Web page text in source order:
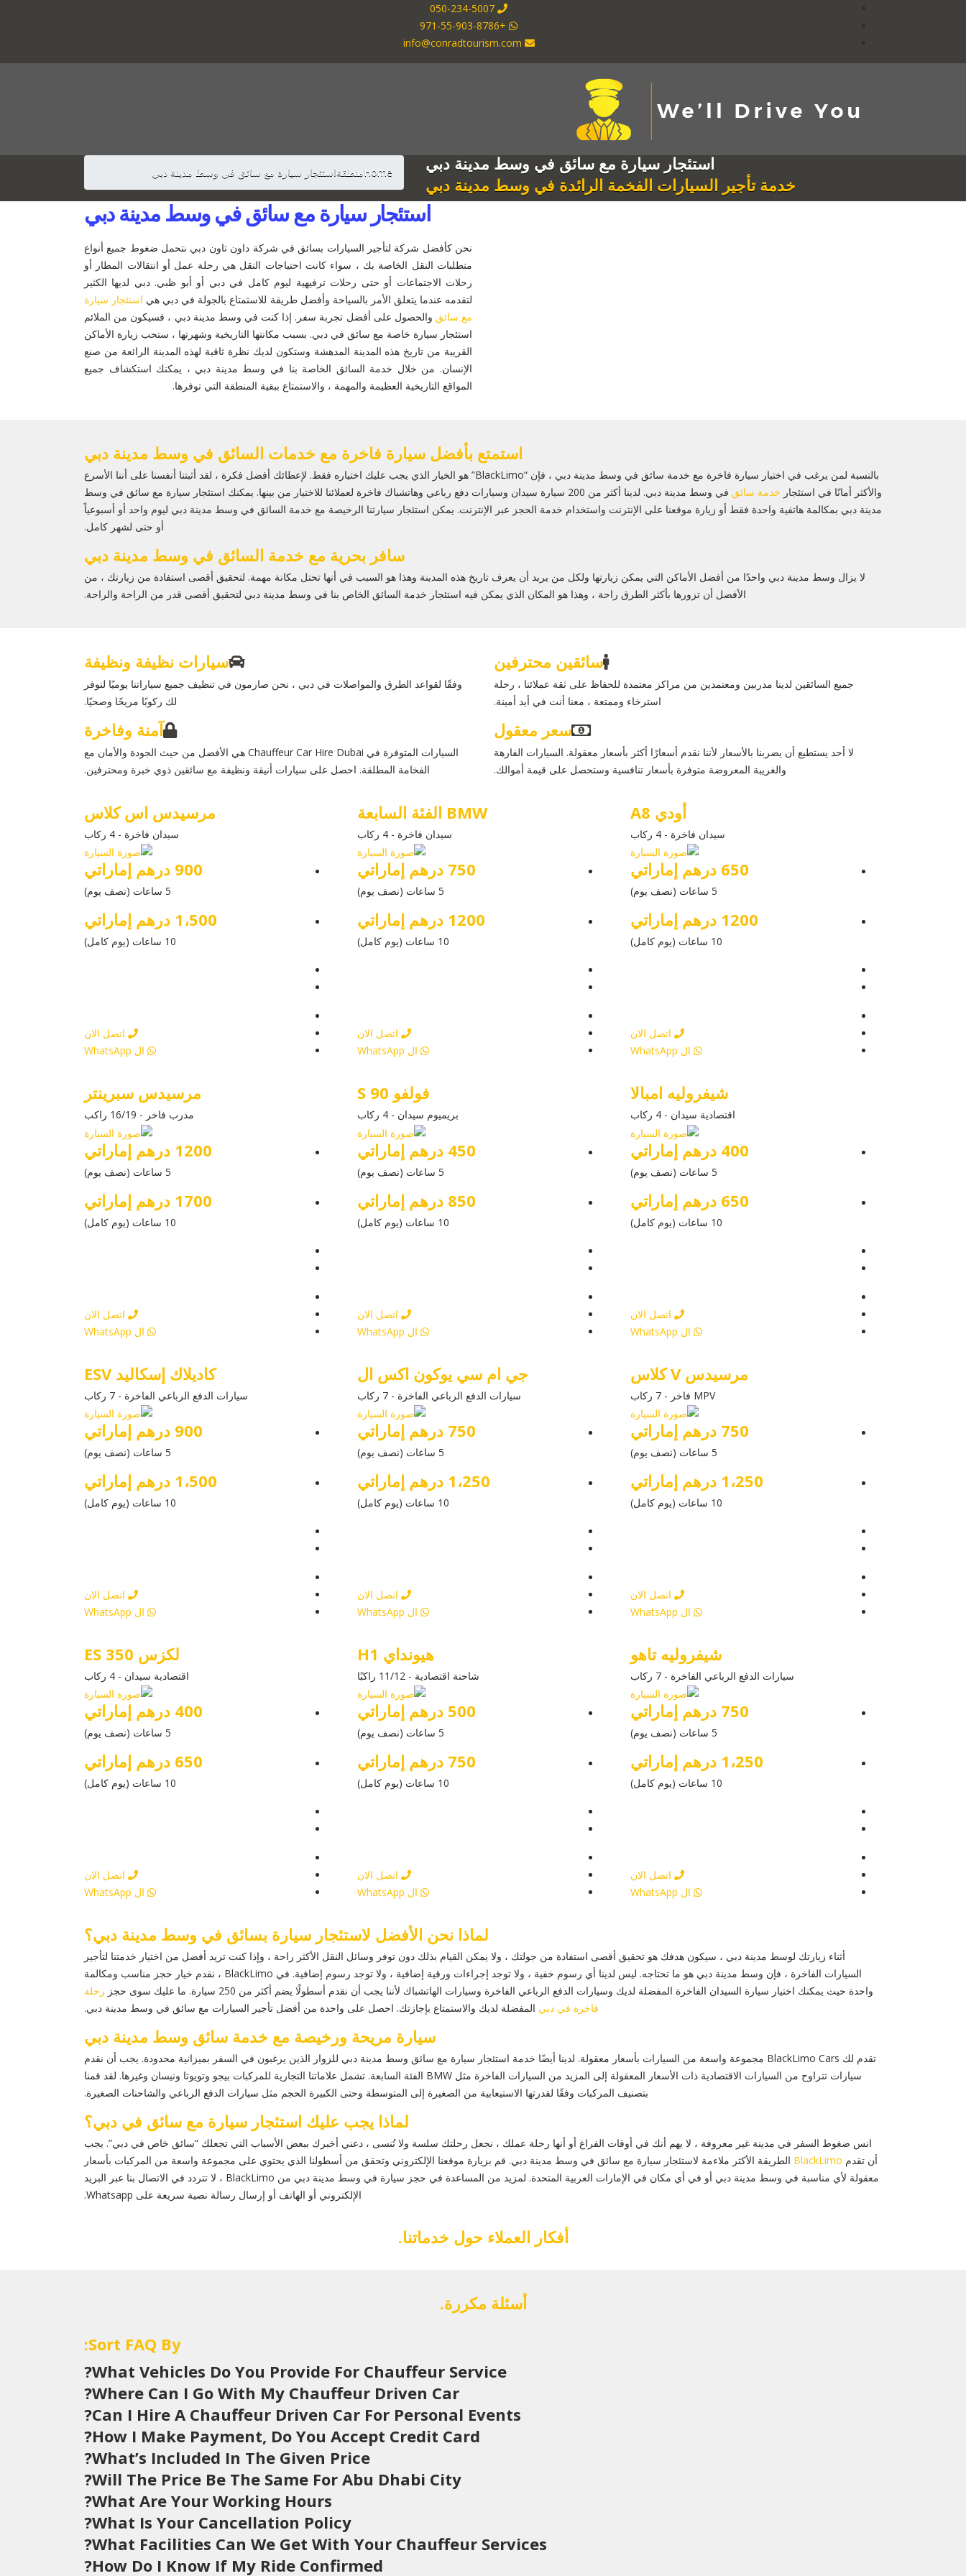
+971-55-903-8786
استئجار سيارة مع سائق في وسط مدينة دبي
خدمة تأجير السيارات الفخمة الرائدة في وسط مدينة دبي
Homeمنطقةاستئجار سيارة مع سائق في وسط مدينة دبي
استئجار سيارة مع سائق في وسط مدينة دبي
نحن كأفضل شركة لتأجير السيارات بسائق في شركة داون تاون دبي نتحمل ضغوط جميع أنواع
متطلبات النقل الخاصة بك ، سواء كانت احتياجات النقل هي رحلة عمل أو انتقالات المطار أو
رحلات الاجتماعات أو حتى رحلات ترفيهية ليوم كامل في دبي أو أبو ظبي. دبي لديها الكثير
لتقدمه عندما يتعلق الأمر بالسياحة وأفضل طريقة للاستمتاع بالجولة في دبي هي استئجار سيارة
مع سائق والحصول على أفضل تجربة سفر. إذا كنت في وسط مدينة دبي ، فسيكون من الملائم
استئجار سيارة خاصة مع سائق في دبي. بسبب مكانتها التاريخية وشهرتها ، ستحب زيارة الأماكن
القريبة من تاريخ هذه المدينة المدهشة وستكون لديك نظرة ثاقبة لهذه المدينة الرائعة من صنع
الإنسان. من خلال خدمة السائق الخاصة بنا في وسط مدينة دبي ، يمكنك استكشاف جميع
المواقع التاريخية العظيمة والمهمة ، والاستمتاع ببقية المنطقة التي توفرها.
استمتع بأفضل سيارة فاخرة مع خدمات السائق في وسط مدينة دبي
بالنسبة لمن يرغب في اختيار سيارة فاخرة مع خدمة سائق في وسط مدينة دبي ، فإن “BlackLimo” هو الخيار الذي يجب عليك اختياره فقط. لإعطائك أفضل فكرة ، لقد أثبتنا أنفسنا على أننا الأسرع
والأكثر أمانًا في استئجار خدمة سائق
في وسط مدينة دبي. لدينا أكثر من 200 سيارة سيدان وسيارات دفع رباعي وهاتشباك فاخرة لعملائنا للاختيار من بينها. يمكنك استئجار سيارة مع سائق في وسط
مدينة دبي بمكالمة هاتفية واحدة فقط أو زيارة موقعنا على الإنترنت واستخدام خدمة الحجز عبر الإنترنت. يمكن استئجار سيارتنا الرخيصة مع خدمة السائق في وسط مدينة دبي ليوم واحد أو أسبوعياً
أو حتى لشهر كامل.
سافر بحرية مع خدمة السائق في وسط مدينة دبي
لا يزال وسط مدينة دبي واحدًا من أفضل الأماكن التي يمكن زيارتها ولكل من يريد أن يعرف تاريخ هذه المدينة وهذا هو السبب في أنها تحتل مكانة مهمة. لتحقيق أقصى استفادة من زيارتك ، من
الأفضل أن تزورها بأكثر الطرق راحة ، وهذا هو المكان الذي يمكن فيه استئجار خدمة السائق الخاص بنا في وسط مدينة دبي لتحقيق أقصى قدر من الراحة والراحة.
سيارات نظيفة ونظيفة
وفقًا لقواعد الطرق والمواصلات في دبي ، نحن صارمون في تنظيف جميع سياراتنا يوميًا لنوفر
لك ركوبًا مريحًا وصحيًا.
سائقين محترفين
جميع السائقين لدينا مدربين ومعتمدين من مراكز معتمدة للحفاظ على ثقة عملائنا ، رحلة
استرخاء وممتعة ، معنا أنت في أيد أمينة.
آمنة وفاخرة
السيارات المتوفرة في Chauffeur Car Hire Dubai هي الأفضل من حيث الجودة والأمان مع
الفخامة المطلقة. احصل على سيارات أنيقة ونظيفة مع سائقين ذوي خبرة ومحترفين.
سعر معقول
لا أحد يستطيع أن يضربنا بالأسعار لأننا نقدم أسعارًا أكثر بأسعار معقولة. السيارات الفارهة
والغريبة المعروضة متوفرة بأسعار تنافسية وستحصل على قيمة أموالك.
مرسيدس اس كلاس
سيدان فاخرة - 4 ركاب
900 درهم إماراتي
5 ساعات (نصف يوم)
1،500 درهم إماراتي
10 ساعات (يوم كامل)
اتصل الان
ال WhatsApp
BMW الفئة السابعة
سيدان فاخرة - 4 ركاب
750 درهم إماراتي
5 ساعات (نصف يوم)
1200 درهم إماراتي
10 ساعات (يوم كامل)
اتصل الان
ال WhatsApp
أودي A8
سيدان فاخرة - 4 ركاب
650 درهم إماراتي
5 ساعات (نصف يوم)
1200 درهم إماراتي
10 ساعات (يوم كامل)
اتصل الان
ال WhatsApp
مرسيدس سبرينتر
مدرب فاخر - 16/19 راكب
1200 درهم إماراتي
5 ساعات (نصف يوم)
1700 درهم إماراتي
10 ساعات (يوم كامل)
اتصل الان
ال WhatsApp
فولفو S 90
بريميوم سيدان - 4 ركاب
450 درهم إماراتي
5 ساعات (نصف يوم)
850 درهم إماراتي
10 ساعات (يوم كامل)
اتصل الان
ال WhatsApp
شيفروليه امبالا
اقتصادية سيدان - 4 ركاب
400 درهم إماراتي
5 ساعات (نصف يوم)
650 درهم إماراتي
10 ساعات (يوم كامل)
اتصل الان
ال WhatsApp
كاديلاك إسكاليد ESV
سيارات الدفع الرباعي الفاخرة - 7 ركاب
900 درهم إماراتي
5 ساعات (نصف يوم)
1،500 درهم إماراتي
10 ساعات (يوم كامل)
اتصل الان
ال WhatsApp
جي ام سي يوكون اكس ال
سيارات الدفع الرباعي الفاخرة - 7 ركاب
750 درهم إماراتي
5 ساعات (نصف يوم)
1،250 درهم إماراتي
10 ساعات (يوم كامل)
اتصل الان
ال WhatsApp
مرسيدس V كلاس
MPV فاخر - 7 ركاب
750 درهم إماراتي
5 ساعات (نصف يوم)
1،250 درهم إماراتي
10 ساعات (يوم كامل)
اتصل الان
ال WhatsApp
لكزس ES 350
اقتصادية سيدان - 4 ركاب
400 درهم إماراتي
5 ساعات (نصف يوم)
650 درهم إماراتي
10 ساعات (يوم كامل)
اتصل الان
ال WhatsApp
هيونداي H1
شاحنة اقتصادية - 11/12 راكبًا
500 درهم إماراتي
5 ساعات (نصف يوم)
750 درهم إماراتي
10 ساعات (يوم كامل)
اتصل الان
ال WhatsApp
شيفروليه تاهو
سيارات الدفع الرباعي الفاخرة - 7 ركاب
750 درهم إماراتي
5 ساعات (نصف يوم)
1،250 درهم إماراتي
10 ساعات (يوم كامل)
اتصل الان
ال WhatsApp
لماذا نحن الأفضل لاستئجار سيارة بسائق في وسط مدينة دبي؟
أثناء زيارتك لوسط مدينة دبي ، سيكون هدفك هو تحقيق أقصى استفادة من جولتك ، ولا يمكن القيام بذلك دون توفر وسائل النقل الأكثر راحة ، وإذا كنت تريد أفضل من اختيار خدمتنا لتأجير
السيارات الفاخرة ، فإن وسط مدينة دبي هو ما تحتاجه. ليس لدينا أي رسوم خفية ، ولا توجد إجراءات ورقية إضافية ، ولا توجد رسوم إضافية. في BlackLimo ، نقدم خيار حجز مناسب ومكالمة
واحدة حيث يمكنك اختيار سيارة السيدان الفاخرة المفضلة لديك وسيارات الدفع الرباعي الفاخرة وسيارات الهاتشباك لأننا يجب أن نقدم أسطولًا يضم أكثر من 250 سيارة. ما عليك سوى حجز
رحلة
فاخرة في دبي المفضلة لديك والاستمتاع بإجازتك. احصل على واحدة من أفضل تأجير السيارات مع سائق في وسط مدينة دبي.
سيارة مريحة ورخيصة مع خدمة سائق وسط مدينة دبي
تقدم لك BlackLimo Cars مجموعة واسعة من السيارات بأسعار معقولة. لدينا أيضًا خدمة استئجار سيارة مع سائق وسط مدينة دبي للزوار الذين يرغبون في السفر بميزانية محدودة. يجب أن نقدم
سيارات تتراوح من السيارات الاقتصادية ذات الأسعار المعقولة إلى المزيد من السيارات الفاخرة مثل BMW الفئة السابعة. تشمل علاماتنا التجارية للمركبات بيجو وتويوتا ونيسان وغيرها. لقد قمنا
بتصنيف المركبات وفقًا لقدرتها الاستيعابية من الصغيرة إلى المتوسطة وحتى الكبيرة الحجم مثل سيارات الدفع الرباعي والشاحنات الصغيرة.
لماذا يجب عليك استئجار سيارة مع سائق في دبي؟
انس ضغوط السفر في مدينة غير معروفة ، لا يهم أنك في أوقات الفراغ أو أنها رحلة عملك ، نجعل رحلتك سلسة ولا تُنسى ، دعني أخبرك ببعض الأسباب التي تجعلك “سائق خاص في دبي”. يجب
أن تقدم BlackLimo الطريقة الأكثر ملاءمة لاستئجار سيارة مع سائق في وسط مدينة دبي. قم بزيارة موقعنا الإلكتروني وتحقق من أسطولنا الذي يحتوي على مجموعة واسعة من المركبات بأسعار
معقولة لأي مناسبة في وسط مدينة دبي أو في أي مكان في الإمارات العربية المتحدة. لمزيد من المساعدة في حجز سيارة في وسط مدينة دبي من BlackLimo ، لا تتردد في الاتصال بنا عبر البريد
الإلكتروني أو الهاتف أو إرسال رسالة نصية سريعة على Whatsapp.
أفكار العملاء حول خدماتنا.
أسئلة مكررة.
Sort FAQ By:
What Vehicles Do You Provide For Chauffeur Service?
Where Can I Go With My Chauffeur Driven Car?
Can I Hire A Chauffeur Driven Car For Personal Events?
How I Make Payment, Do You Accept Credit Card?
What’s Included In The Given Price?
Will The Price Be The Same For Abu Dhabi City?
What Are Your Working Hours?
What Is Your Cancellation Policy?
What Facilities Can We Get With Your Chauffeur Services?
How Do I Know If My Ride Confirmed?